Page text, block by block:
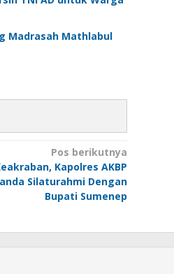
Madrasah Mathlabul
Pos berikutnya
Kapolres AKBP
Silaturahmi Dengan
Bupati Sumenep